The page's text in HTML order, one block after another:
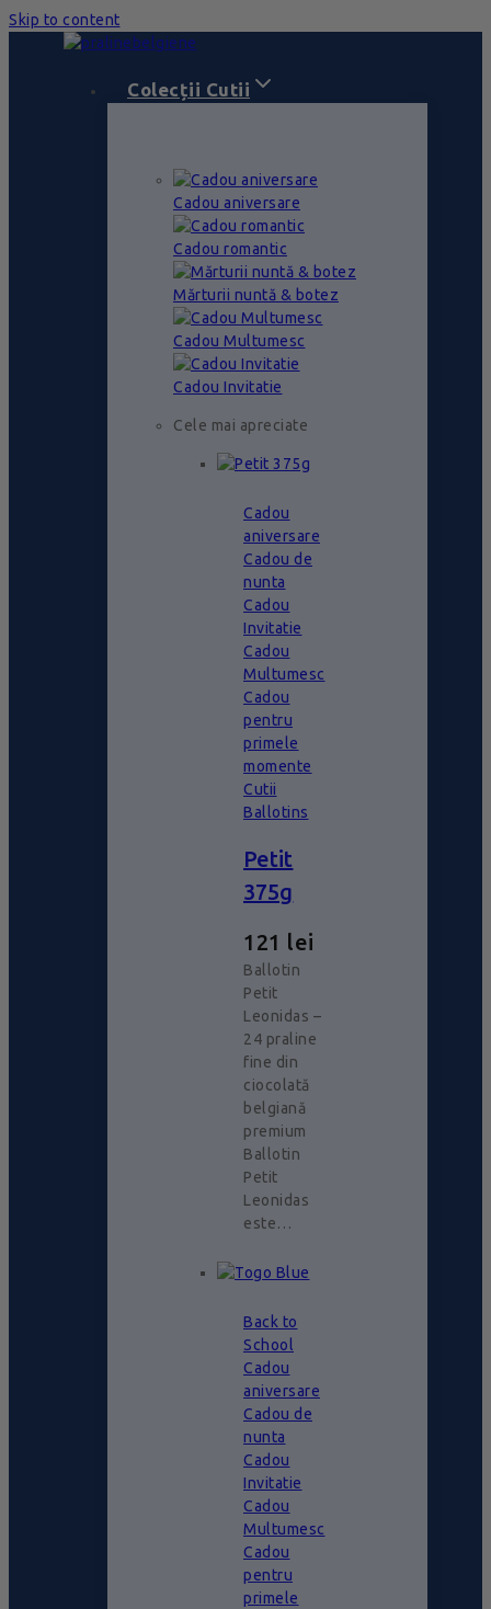
Skip to content
Colecții Cutii
Cadou aniversare
Cadou romantic
Mărturii nuntă & botez
Cadou Multumesc
Cadou Invitatie
Cele mai apreciate
Cadou
aniversare
Cadou de
nunta
Cadou
Invitatie
Cadou
Multumesc
Cadou
pentru
primele
momente
Cutii
Ballotins
Petit
375g
121 lei
Ballotin
Petit
Leonidas –
24 praline
fine din
ciocolată
belgiană
premium
Ballotin
Petit
Leonidas
este…
Back to
School
Cadou
aniversare
Cadou de
nunta
Cadou
Invitatie
Cadou
Multumesc
Cadou
pentru
primele